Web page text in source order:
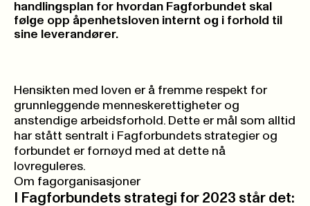
handlingsplan for hvordan Fagforbundet skal
følge opp åpenhetsloven internt og i forhold til
sine leverandører.
Hensikten med loven er å fremme respekt for
grunnleggende menneskerettigheter og
anstendige arbeidsforhold. Dette er mål som alltid
har stått sentralt i Fagforbundets strategier og
forbundet er fornøyd med at dette nå
lovreguleres.
Om fagorganisasjoner
I Fagforbundets strategi for 2023 står det: